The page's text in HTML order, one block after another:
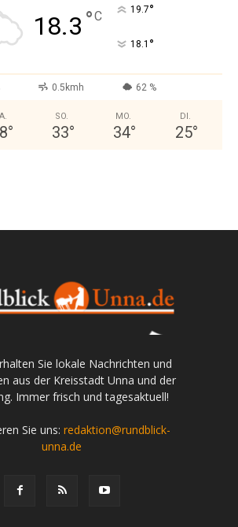
18.3 °C 19.7°
18.1 °
0.5kmh 62 %
°
SO.
33°
MO.
34°
DI.
25°
Sie lokale Nachrichten und
aus der Kreisstadt Unna und der
Immer frisch und tagesaktuell!
Sie uns: redaktion@rundblick-
unna.de